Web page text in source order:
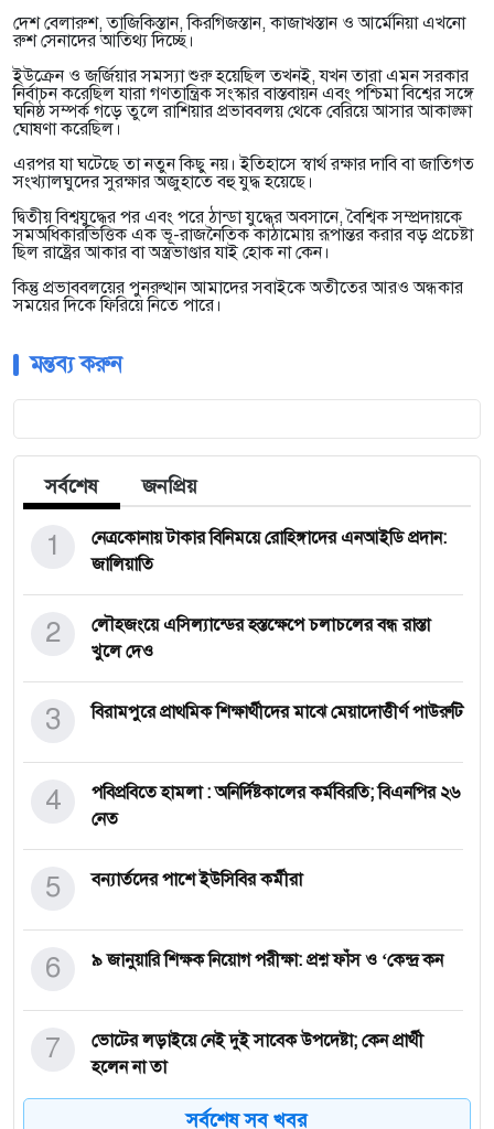
দেশ বেলারুশ, তাজিকিস্তান, কিরগিজস্তান, কাজাখস্তান ও আর্মেনিয়া এখনো
রুশ সেনাদের আতিথ্য দিচ্ছে।
ইউক্রেন ও জর্জিয়ার সমস্যা শুরু হয়েছিল তখনই, যখন তারা এমন সরকার
নির্বাচন করেছিল যারা গণতান্ত্রিক সংস্কার বাস্তবায়ন এবং পশ্চিমা বিশ্বের সঙ্গে
ঘনিষ্ঠ সম্পর্ক গড়ে তুলে রাশিয়ার প্রভাববলয় থেকে বেরিয়ে আসার আকাঙ্ক্ষা
ঘোষণা করেছিল।
এরপর যা ঘটেছে তা নতুন কিছু নয়। ইতিহাসে স্বার্থ রক্ষার দাবি বা জাতিগত
সংখ্যালঘুদের সুরক্ষার অজুহাতে বহু যুদ্ধ হয়েছে।
দ্বিতীয় বিশ্বযুদ্ধের পর এবং পরে ঠান্ডা যুদ্ধের অবসানে, বৈশ্বিক সম্প্রদায়কে
সমঅধিকারভিত্তিক এক ভূ-রাজনৈতিক কাঠামোয় রূপান্তর করার বড় প্রচেষ্টা
ছিল রাষ্ট্রের আকার বা অস্ত্রভাণ্ডার যাই হোক না কেন।
কিন্তু প্রভাববলয়ের পুনরুত্থান আমাদের সবাইকে অতীতের আরও অন্ধকার
সময়ের দিকে ফিরিয়ে নিতে পারে।
মন্তব্য করুন
সর্বশেষ জনপ্রিয়
নেত্রকোনায় টাকার বিনিময়ে রোহিঙ্গাদের এনআইডি প্রদান:
জালিয়াতি
1
লৌহজংয়ে এসিল্যান্ডের হস্তক্ষেপে চলাচলের বন্ধ রাস্তা
খুলে দেও
2
বিরামপুরে প্রাথমিক শিক্ষার্থীদের মাঝে মেয়াদোত্তীর্ণ পাউরুটি
3
পবিপ্রবিতে হামলা : অনির্দিষ্টকালের কর্মবিরতি; বিএনপির ২৬
নেত
4
বন্যার্তদের পাশে ইউসিবির কর্মীরা
5
৯ জানুয়ারি শিক্ষক নিয়োগ পরীক্ষা: প্রশ্ন ফাঁস ও ‘কেন্দ্র কন
6
ভোটের লড়াইয়ে নেই দুই সাবেক উপদেষ্টা; কেন প্রার্থী
হলেন না তা
7
সর্বশেষ সব খবর